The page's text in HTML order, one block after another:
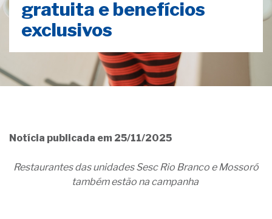
gratuita e benefícios
exclusivos
Notícia publicada em 25/11/2025
Restaurantes das unidades Sesc Rio Branco e Mossoró
também estão na campanha